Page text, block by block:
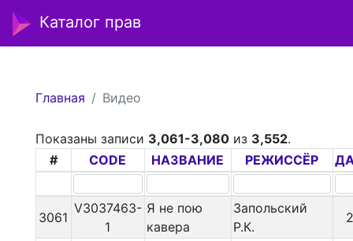
Каталог прав
Главная Видео
Показаны записи 3,061-3,080из 3,552.
#
CODE НАЗВАНИЕ РЕЖИССЁР
3061
V3037463-
1
Я не пою
кавера
Запольский
Р.К.